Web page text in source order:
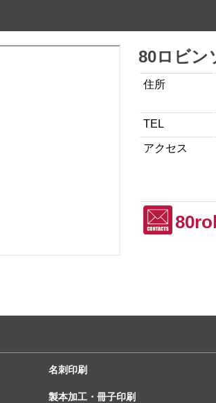
80ロビン
住所
TEL
アクセス
名刺印刷
製本加工・冊子印刷